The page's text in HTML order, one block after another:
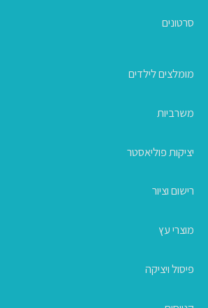
סרטונים
מומלצים לילדים
משרביות
יציקות פוליאסטר
רישום וציור
מוצרי עץ
פיסול ויציקה